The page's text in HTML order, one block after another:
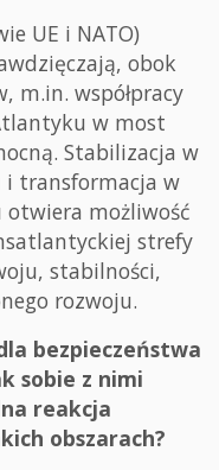
UE i NATO)
obok
m.in. współpracy
w most
Stabilizacja w
i transformacja w
możliwość
strefy
stabilności,
rozwoju.
bezpieczeństwa
sobie z nimi
reakcja
obszarach?